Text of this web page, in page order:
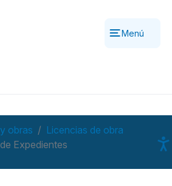
Menú
obras
Licencias de obra
Expedientes